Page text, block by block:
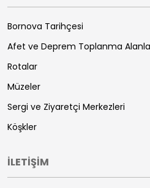
BORNOVA
Bornova Tarihçesi
Afet ve Deprem Toplanma Alanları
Rotalar
Müzeler
Sergi ve Ziyaretçi Merkezleri
İLETİŞİM